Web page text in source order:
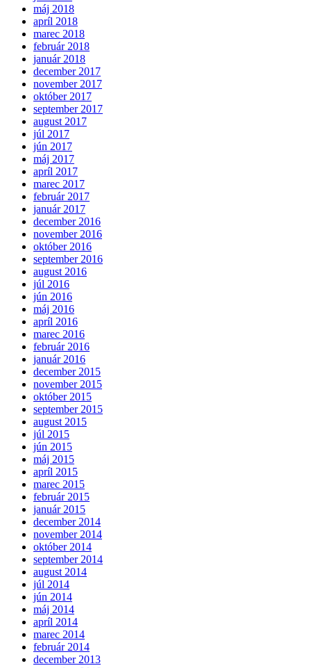
máj 2018
apríl 2018
marec 2018
február 2018
január 2018
december 2017
november 2017
október 2017
september 2017
august 2017
júl 2017
jún 2017
máj 2017
apríl 2017
marec 2017
február 2017
január 2017
december 2016
november 2016
október 2016
september 2016
august 2016
júl 2016
jún 2016
máj 2016
apríl 2016
marec 2016
február 2016
január 2016
december 2015
november 2015
október 2015
september 2015
august 2015
júl 2015
jún 2015
máj 2015
apríl 2015
marec 2015
február 2015
január 2015
december 2014
november 2014
október 2014
september 2014
august 2014
júl 2014
jún 2014
máj 2014
apríl 2014
marec 2014
február 2014
december 2013